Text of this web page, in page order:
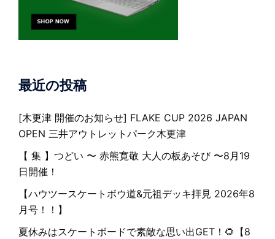
最近の投稿
[木更津 開催のお知らせ] FLAKE CUP 2026 JAPAN
OPEN 三井アウトレットパーク木更津
【 集 】つどい 〜 赤熊寛敬 大人の板あそび 〜8月19
日開催！
【ハウツースケートボウ道&元祖デッキ拝見 2026年8
月号！！】
夏休みはスケートボードで素敵な思い出GET！🌻【8